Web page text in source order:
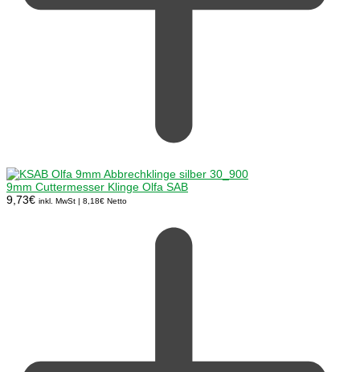
9mm Cuttermesser Klinge Olfa SAB
9,73€ inkl. MwSt | 8,18€ Netto